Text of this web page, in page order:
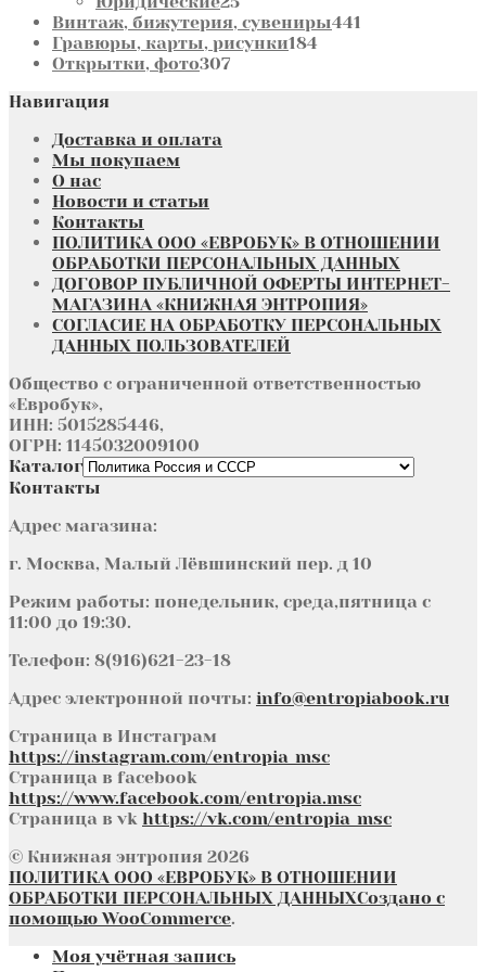
товаров
Винтаж, бижутерия, сувениры441
Гравюры, карты, рисунки184
Открытки, фото307307
Навигация
Доставка и оплата
Мы покупаем
О нас
Новости и статьи
Контакты
ПОЛИТИКА ООО «ЕВРОБУК» В ОТНОШЕНИИ
ОБРАБОТКИ ПЕРСОНАЛЬНЫХ ДАННЫХ
ДОГОВОР ПУБЛИЧНОЙ ОФЕРТЫ ИНТЕРНЕТ-
МАГАЗИНА «КНИЖНАЯ ЭНТРОПИЯ»
СОГЛАСИЕ НА ОБРАБОТКУ ПЕРСОНАЛЬНЫХ
ДАННЫХ ПОЛЬЗОВАТЕЛЕЙ
Общество с ограниченной ответственностью
«Евробук»,
ИНН: 5015285446,
ОГРН: 1145032009100
Каталог
Контакты
Адрес магазина:
г. Москва, Малый Лёвшинский пер. д 10
Режим работы: понедельник, среда,пятница с
11:00 до 19:30.
Телефон: 8(916)621-23-18
Адрес электронной почты: info@entropiabook.ru
Страница в Инстаграм
https://instagram.com/entropia_msc
Страница в facebook
https://www.facebook.com/entropia.msc
Страница в vk https://vk.com/entropia_msc
© Книжная энтропия 2026
ПОЛИТИКА ООО «ЕВРОБУК» В ОТНОШЕНИИ
ОБРАБОТКИ ПЕРСОНАЛЬНЫХ ДАННЫХСоздано с
помощью WooCommerce.
Моя учётная запись